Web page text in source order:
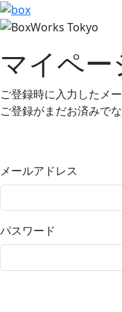
マイペ
ご登録時に入力したメ
ご登録がまだお済みで
メールアドレス
パスワード